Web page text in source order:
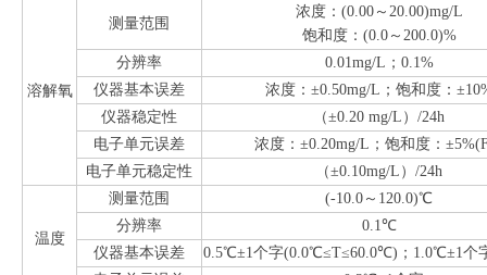
溶解氧
测量范围
浓度：(0.00～20.00)mg/L
饱和度：(0.0～200.0)%
分辨率
0.01mg/L；0.1%
仪器基本误差
浓度：±0.50mg/L；饱和度：
仪器稳定性
（±0.20 mg/L）/24h
电子单元误差
浓度：±0.20mg/L；饱和度：
电子单元稳定性
（±0.10mg/L）/24h
温度
测量范围
(-10.0～120.0)℃
分辨率
0.1℃
仪器基本误差
0.5℃±1个字(0.0℃≤T≤60.0℃)；1.0℃±1个